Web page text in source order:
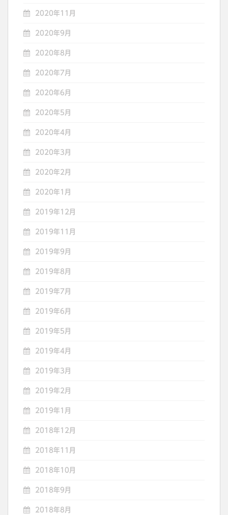
2020年11月
2020年9月
2020年8月
2020年7月
2020年6月
2020年5月
2020年4月
2020年3月
2020年2月
2020年1月
2019年12月
2019年11月
2019年9月
2019年8月
2019年7月
2019年6月
2019年5月
2019年4月
2019年3月
2019年2月
2019年1月
2018年12月
2018年11月
2018年10月
2018年9月
2018年8月